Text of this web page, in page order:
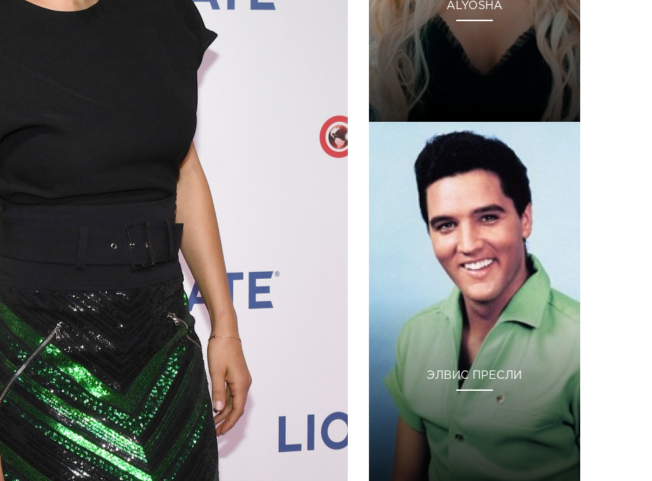
ALYOSHA
ЭЛВИС ПРЕСЛИ